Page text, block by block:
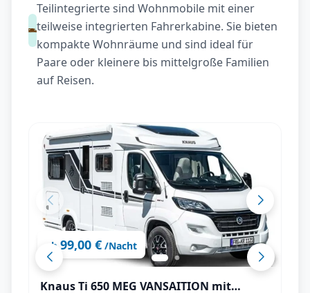
Teilintegrierte sind Wohnmobile mit einer
teilweise integrierten Fahrerkabine. Sie bieten
kompakte Wohnräume und sind ideal für
Paare oder kleinere bis mittelgroße Familien
auf Reisen.
ab 99,00 € /Nacht
Knaus Ti 650 MEG VANSAITION mit